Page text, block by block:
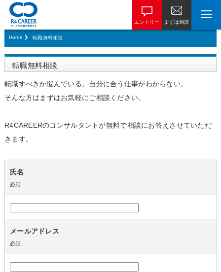
まずは相談
エントリー
Home 転職無料相談
転職無料相談
転職すべきか悩んでいる。自分に合う仕事がわからない。
そんな方はまずはお気軽にご相談ください。
R4CAREERのコンサルタントが無料で相談にお答えさせていただ
きます。
氏名
必須
メールアドレス
必須